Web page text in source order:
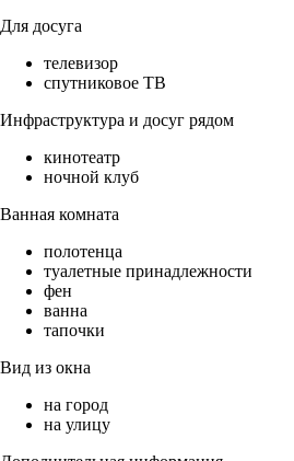
Для досуга
телевизор
спутниковое ТВ
Инфраструктура и досуг рядом
кинотеатр
ночной клуб
Ванная комната
полотенца
туалетные принадлежности
фен
ванна
тапочки
Вид из окна
на город
на улицу